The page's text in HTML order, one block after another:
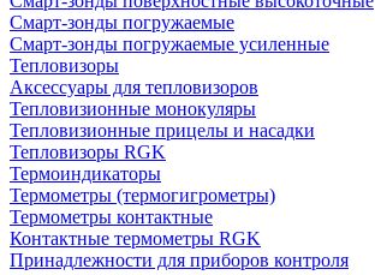
Смарт-зонды погружаемые
Смарт-зонды погружаемые усиленные
Тепловизоры
Аксессуары для тепловизоров
Тепловизионные монокуляры
Тепловизионные прицелы и насадки
Тепловизоры RGK
Термоиндикаторы
Термометры (термогигрометры)
Термометры контактные
Контактные термометры RGK
Принадлежности для приборов контроля